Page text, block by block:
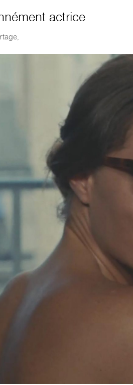
actrice
,